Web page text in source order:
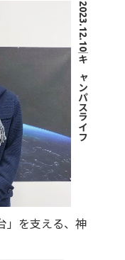
2023.12.10
｜
キャンパスライフ
」を支える、神